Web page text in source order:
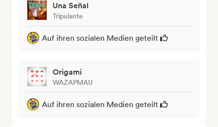
Una Señal
Tripulante
Auf ihren sozialen Medien geteilt
Origami
WAZAPMAU
Auf ihren sozialen Medien geteilt